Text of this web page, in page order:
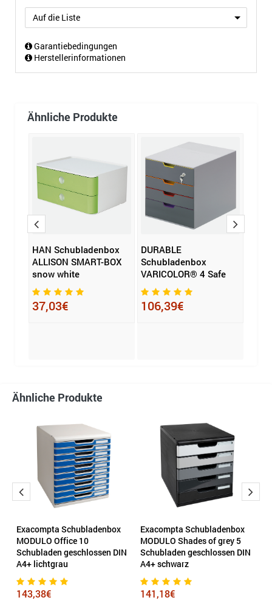
Auf die Liste
Garantiebedingungen
Herstellerinformationen
Ähnliche Produkte
HAN Schubladenbox
ALLISON SMART-BOX
snow white
37,03€
DURABLE
Schubladenbox
VARICOLOR® 4 Safe
106,39€
Ähnliche Produkte
Exacompta Schubladenbox
MODULO Office 10
Schubladen geschlossen DIN
A4+ lichtgrau
143,38€
Exacompta Schubladenbox
MODULO Shades of grey 5
Schubladen geschlossen DIN
A4+ schwarz
141,18€